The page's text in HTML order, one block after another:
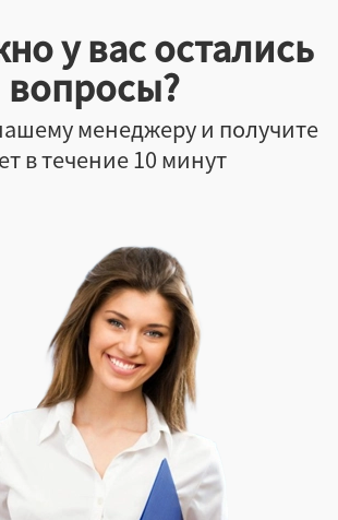
у вас остались
вопросы?
менеджеру и получите
в течение 10 минут